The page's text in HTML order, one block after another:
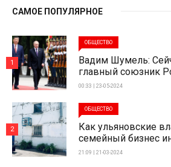
САМОЕ ПОПУЛЯРНОЕ
ОБЩЕСТВО
Вадим Шумель:
главный союзник
00:33 | 23-05-2024
1
ОБЩЕСТВО
Как ульяновские
семейный бизнес
21:09 | 21-03-2024
2